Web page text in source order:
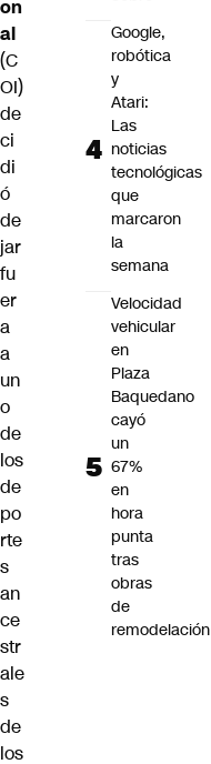
on
al
(C
OI)
de
ci
di
ó
de
jar
fu
er
a
a
un
o
de
los
de
po
rte
s
an
ce
str
ale
s
de
los
Google,
robótica
y
Atari:
Las
noticias
tecnológicas
que
marcaron
la
semana
Velocidad
vehicular
en
Plaza
Baquedano
cayó
un
67%
en
hora
punta
tras
obras
de
remodelación